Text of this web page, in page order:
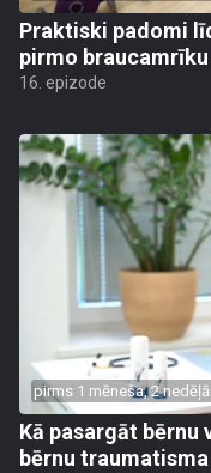
Praktiski padomi
pirmo braucamrīku
16. epizode
pirms 1 mēneša, 2
Kā pasargāt bērnu
bērnu